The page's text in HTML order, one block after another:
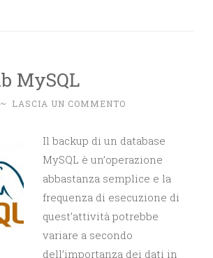
MySQL
~ LASCIA UN COMMENTO
Il backup di un database
MySQL è un’operazione
abbastanza semplice e la
frequenza di esecuzione di
quest’attività potrebbe
variare a secondo
dell’importanza dei dati in